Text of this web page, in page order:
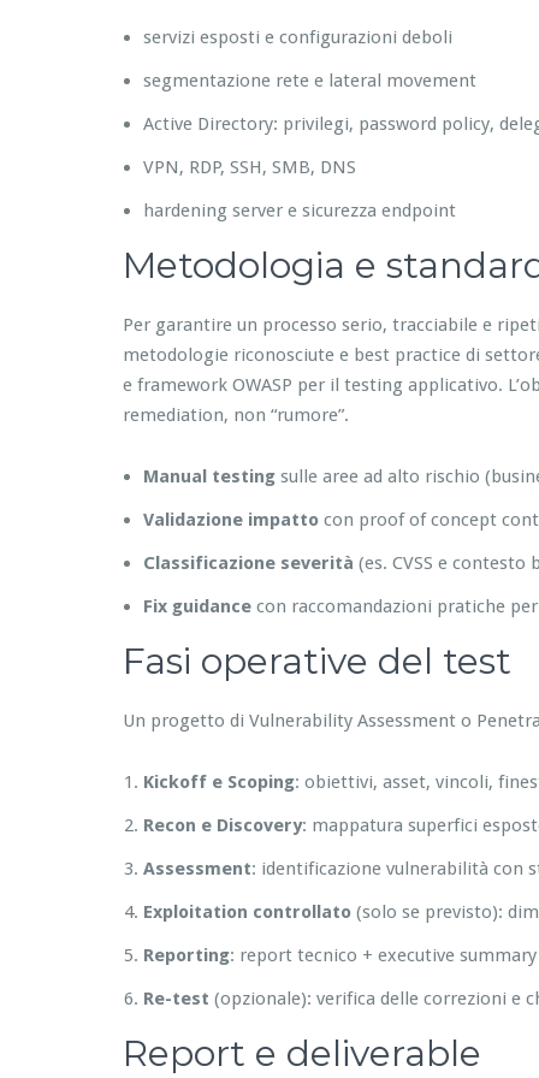
servizi esposti e configurazioni deboli
segmentazione rete e lateral movement
Active Directory: privilegi, password policy,
VPN, RDP, SSH, SMB, DNS
hardening server e sicurezza endpoint
Metodologia e
Per garantire un processo serio, tracciabile e
metodologie riconosciute e best practice di
e framework OWASP per il testing applicativo.
remediation, non “rumore”.
Manual testing sulle aree ad alto rischio
Validazione impatto con proof of concept
Classificazione severità (es. CVSS e contesto
Fix guidance con raccomandazioni pratiche
Fasi operative del test
Un progetto di Vulnerability Assessment o
Kickoff e Scoping: obiettivi, asset, vincoli,
Recon e Discovery: mappatura superfici
Assessment: identificazione vulnerabilità con
Exploitation controllato (solo se previsto):
Reporting: report tecnico + executive
Re-test (opzionale): verifica delle correzioni e
Report e deliverable